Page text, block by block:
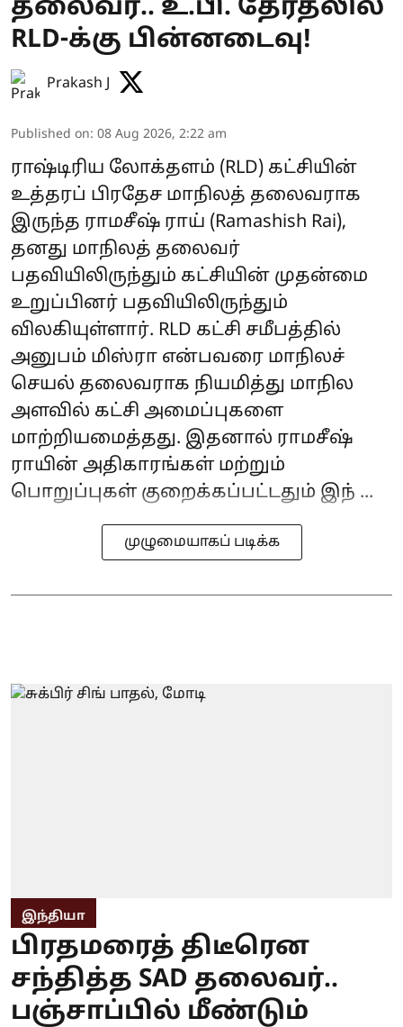
தலைவர்.. உ.பி. தேர்தலில்
RLD-க்கு பின்னடைவு!
Prakash J
Published on: 08 Aug 2026, 2:22 am
ராஷ்டிரிய லோக்தளம் (RLD) கட்சியின்
உத்தரப் பிரதேச மாநிலத் தலைவராக
இருந்த ராமசீஷ் ராய் (Ramashish Rai),
தனது மாநிலத் தலைவர்
பதவியிலிருந்தும் கட்சியின் முதன்மை
உறுப்பினர் பதவியிலிருந்தும்
விலகியுள்ளார். RLD கட்சி சமீபத்தில்
அனுபம் மிஸ்ரா என்பவரை மாநிலச்
செயல் தலைவராக நியமித்து மாநில
அளவில் கட்சி அமைப்புகளை
மாற்றியமைத்தது. இதனால் ராமசீஷ்
ராயின் அதிகாரங்கள் மற்றும்
பொறுப்புகள் குறைக்கப்பட்டதும் இந் ...
முழுமையாகப் படிக்க
இந்தியா
பிரதமரைத் திடீரென
சந்தித்த SAD தலைவர்..
பஞ்சாப்பில் மீண்டும்